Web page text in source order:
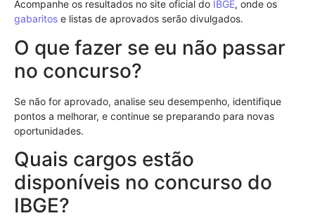
Acompanhe os resultados no site oficial do IBGE, onde os
gabaritos e listas de aprovados serão divulgados.
O que fazer se eu não passar
no concurso?
Se não for aprovado, analise seu desempenho, identifique
pontos a melhorar, e continue se preparando para novas
oportunidades.
Quais cargos estão
disponíveis no concurso do
IBGE?